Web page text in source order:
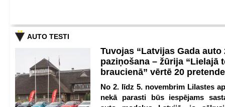
AUTO TESTI
Tuvojas “Latvijas Gada auto
paziņošana – žūrija “Lielajā
braucienā” vērtē 20
No 2. līdz 5. novembrim Lilastes
nekā parasti būs iespējams